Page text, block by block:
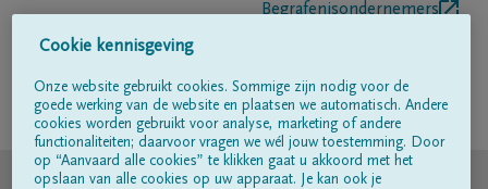
Begrafenisondernemers
Volg ons op
© DELA
Cookie kennisgeving
Onze website gebruikt cookies. Sommige zijn nodig voor de
goede werking van de website en plaatsen we automatisch. Andere
cookies worden gebruikt voor analyse, marketing of andere
functionaliteiten; daarvoor vragen we wél jouw toestemming. Door
op “Aanvaard alle cookies” te klikken gaat u akkoord met het
opslaan van alle cookies op uw apparaat. Je kan ook je